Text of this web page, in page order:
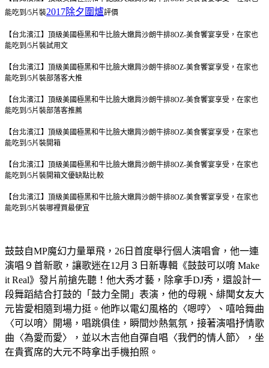
能吃到/5片裝2017除夕圍爐評價
【台北濱江】頂級美國極黑和牛比臉大嫩肩沙朗牛排8OZ-美食饗宴享受，在家也
能吃到/5片裝試用文
【台北濱江】頂級美國極黑和牛比臉大嫩肩沙朗牛排8OZ-美食饗宴享受，在家也
能吃到/5片裝部落客大推
【台北濱江】頂級美國極黑和牛比臉大嫩肩沙朗牛排8OZ-美食饗宴享受，在家也
能吃到/5片裝部落客推薦
【台北濱江】頂級美國極黑和牛比臉大嫩肩沙朗牛排8OZ-美食饗宴享受，在家也
能吃到/5片裝開箱
【台北濱江】頂級美國極黑和牛比臉大嫩肩沙朗牛排8OZ-美食饗宴享受，在家也
能吃到/5片裝開箱文優缺點比較
【台北濱江】頂級美國極黑和牛比臉大嫩肩沙朗牛排8OZ-美食饗宴享受，在家也
能吃到/5片裝哪裡買最便宜
鼓鼓自MP魔幻力量單飛，26日首度舉行個人演唱會，他一連
演唱９首新歌，讓歌迷在12月３日新專輯《鼓鼓可以唷 Make
it Real》發片前搶先聽！他大秀才藝，除拿手DJ秀，還設計一
段舞蹈結合打鼓的「鼓力全開」表演，他的母親、緋聞女友大
元皆愛相隨到場力挺。他昨以電幻風格的〈嗯哼〉、嘻哈舞曲
〈可以唷〉開場，唱跳俱佳，瞬間炒熱氣氛，接著演唱抒情歌
曲〈為愛而愛〉，並以木吉他自彈自唱〈我們的情人節〉，坐
在貴賓席的大元不時拿出手機拍照。